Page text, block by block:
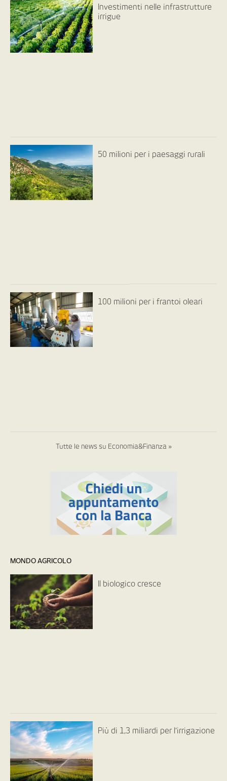
Investimenti nelle infrastrutture
irrigue
50 milioni per i paesaggi rurali
100 milioni per i frantoi oleari
Tutte le news su Economia&Finanza »
MONDO AGRICOLO
Il biologico cresce
Più di 1,3 miliardi per l’irrigazione